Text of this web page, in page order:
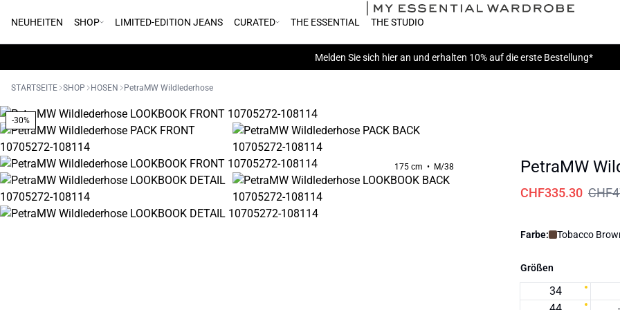
NEUHEITEN SHOP LIMITED-EDITION JEANS CURATED THE ESSENTIAL THE STUDIO
Melden Sie sich hieran und erhalten 10% auf die erste Bestellung*
STARTSEITE SHOP HOSEN PetraMW Wildlederhose
175 cm • M/38
-30%
PetraMW
CHF335.30
Farbe: Tobacco
Größen
34